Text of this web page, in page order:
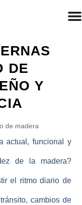
DE
Y
actual, funcional y
de la madera?
el ritmo diario de
cambios de